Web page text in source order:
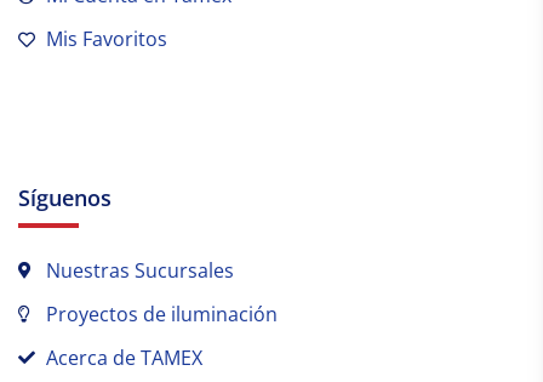
Mis Favoritos
Síguenos
Nuestras Sucursales
Proyectos de iluminación
Acerca de TAMEX